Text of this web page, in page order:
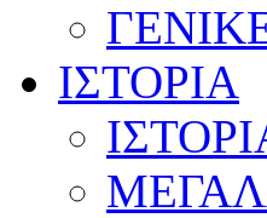
ΙΣΤΟΡΙΑ